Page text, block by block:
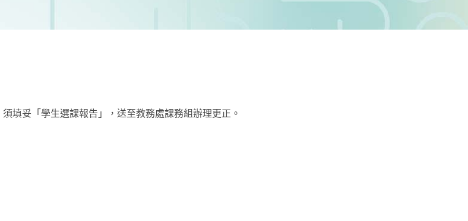
填妥「學生選課報告」，送至教務處課務組辦理更正。